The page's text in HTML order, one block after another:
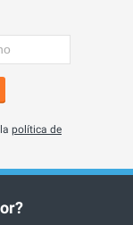
política de